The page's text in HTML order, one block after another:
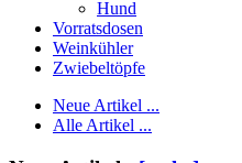
Hund
Vorratsdosen
Weinkühler
Zwiebeltöpfe
Neue Artikel ...
Alle Artikel ...